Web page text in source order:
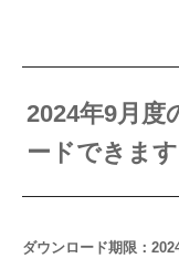
2024年9月度
ードできます
ダウンロード期限：